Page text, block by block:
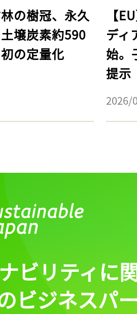
の樹冠、永久
壌炭素約590
の定量化
【
ディ
始。
提示
2026/
事をお気に入りに
ログインが必
ビリティに
ビジネスパ